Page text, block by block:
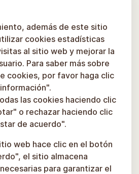
además de este sitio
cookies estadísticas
al sitio web y mejorar la
Para saber más sobre
cookies, por favor haga clic
las cookies haciendo clic
o rechazar haciendo clic
de acuerdo".
web hace clic en el botón
el sitio almacena
para garantizar el